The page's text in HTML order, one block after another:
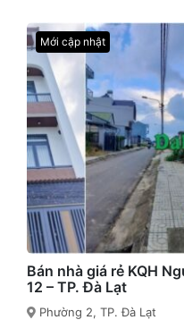
Mới cập nhật
Bán nhà giá rẻ KQH
12 – TP. Đà Lạt
Phường 2, TP. Đà Lạt